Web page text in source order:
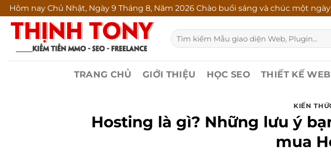
Bỏ
qua
dung
Hôm nay Chủ Nhật, Ngày 9 Tháng 8, Năm 2026 Chào buổi sáng và chúc một
Tìm
kiếm:
TRANG CHỦ GIỚI THIỆU HỌC SEO THIẾT KẾ
KIẾN
Hosting là gì? Những lưu ý
mua